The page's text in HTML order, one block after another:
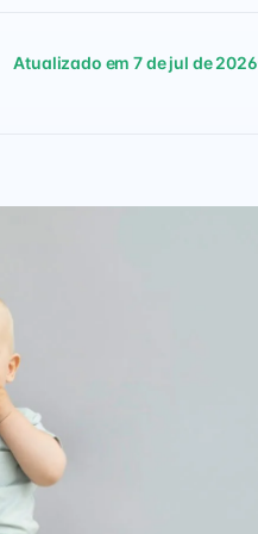
Atualizado em 7 de jul de 2026